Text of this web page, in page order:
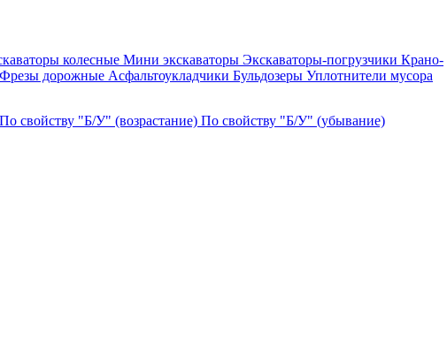
колесные Мини экскаваторы Экскаваторы-погрузчики Крано-
Фрезы дорожные Асфальтоукладчики Бульдозеры Уплотнители мусора
По свойству "Б/У" (возрастание) По свойству "Б/У" (убывание)